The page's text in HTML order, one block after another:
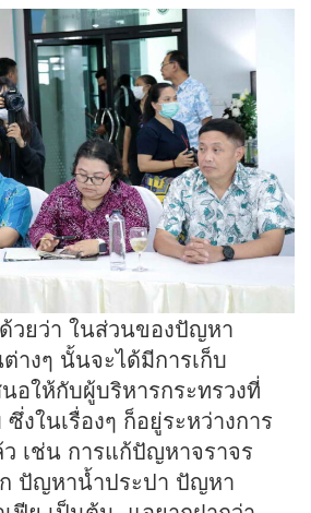
ยว่า ในส่วนของปัญหา
างๆ นั้นจะได้มีการเก็บ
อให้กับผู้บริหารกระทรวงที่
งในเรื่องๆ ก็อยู่ระหว่างการ
เช่น การแก้ปัญหาจราจร
ปัญหาน้ำประปา ปัญหา